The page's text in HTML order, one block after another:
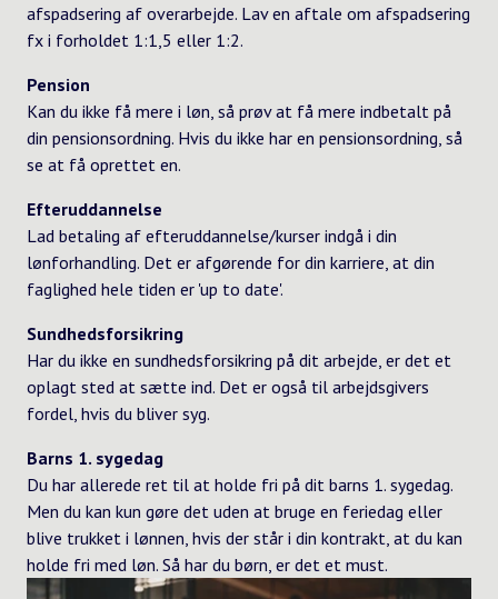
afspadsering af overarbejde. Lav en aftale om afspadsering
fx i forholdet 1:1,5 eller 1:2.
Pension
Kan du ikke få mere i løn, så prøv at få mere indbetalt på
din pensionsordning. Hvis du ikke har en pensionsordning, så
se at få oprettet en.
Efteruddannelse
Lad betaling af efteruddannelse/kurser indgå i din
lønforhandling. Det er afgørende for din karriere, at din
faglighed hele tiden er 'up to date'.
Sundhedsforsikring
Har du ikke en sundhedsforsikring på dit arbejde, er det et
oplagt sted at sætte ind. Det er også til arbejdsgivers
fordel, hvis du bliver syg.
Barns 1. sygedag
Du har allerede ret til at holde fri på dit barns 1. sygedag.
Men du kan kun gøre det uden at bruge en feriedag eller
blive trukket i lønnen, hvis der står i din kontrakt, at du kan
holde fri med løn. Så har du børn, er det et must.